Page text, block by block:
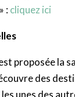
:cliquez ici
proposée la
des
unes des